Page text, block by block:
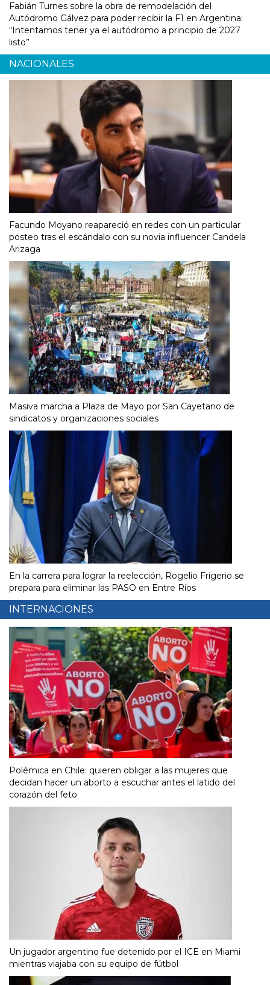
Fabián Turnes sobre la obra de remodelación del
Autódromo Gálvez para poder recibir la F1 en Argentina:
“Intentamos tener ya el autódromo a principio de 2027
listo”
NACIONALES
Facundo Moyano reapareció en redes con un particular
posteo tras el escándalo con su novia influencer Candela
Arizaga
Masiva marcha a Plaza de Mayo por San Cayetano de
sindicatos y organizaciones sociales
En la carrera para lograr la reelección, Rogelio Frigerio se
prepara para eliminar las PASO en Entre Ríos
INTERNACIONES
Polémica en Chile: quieren obligar a las mujeres que
decidan hacer un aborto a escuchar antes el latido del
corazón del feto
Un jugador argentino fue detenido por el ICE en Miami
mientras viajaba con su equipo de fútbol